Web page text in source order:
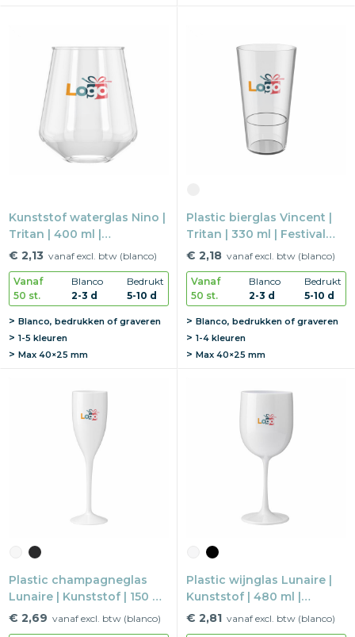
Kunststof waterglas Nino |
Tritan | 400 ml |
Herbruikbaar
€ 2,13 vanaf excl. btw (blanco)
Vanaf
50 st.
Blanco
2-3 d
Bedrukt
5-10 d
Blanco, bedrukken of graveren
1-5 kleuren
Max 40×25 mm
Plastic bierglas Vincent |
Tritan | 330 ml | Festival
proof
€ 2,18 vanaf excl. btw (blanco)
Vanaf
50 st.
Blanco
2-3 d
Bedrukt
5-10 d
Blanco, bedrukken of graveren
1-4 kleuren
Max 40×25 mm
Plastic champagneglas
Lunaire | Kunststof | 150 ml
| Festival proof
€ 2,69 vanaf excl. btw (blanco)
Plastic wijnglas Lunaire |
Kunststof | 480 ml |
Festival proof
€ 2,81 vanaf excl. btw (blanco)